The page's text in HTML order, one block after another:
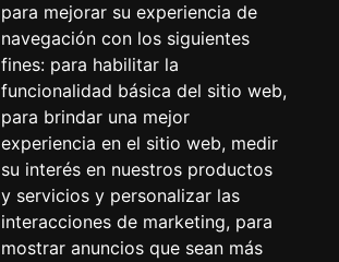
para mejorar su experiencia de
navegación con los siguientes
fines: para habilitar la
funcionalidad básica del sitio web,
para brindar una mejor
experiencia en el sitio web, medir
su interés en nuestros productos
y servicios y personalizar las
interacciones de marketing, para
mostrar anuncios que sean más
John Dee (1527 - ca. 1609)